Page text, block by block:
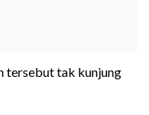
tersebut tak kunjung